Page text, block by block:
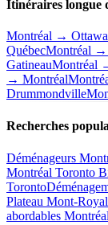
Itinéraires longue
Montréal → Ottawa
QuébecMontréal →
GatineauMontréal
→ Montréal
Drummondville
Recherches
Déménageurs
Montréal Toronto
Toronto
Plateau Mont-
abordables Montréal